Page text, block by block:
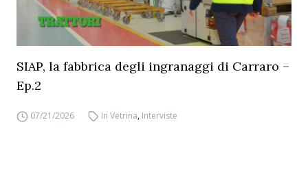
SIAP, la fabbrica degli ingranaggi di Carraro –
Ep.2
07/21/2026 In Vetrina, Interviste